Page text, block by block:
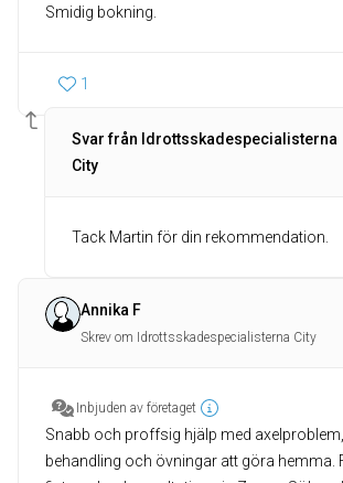
1
Svar från Idrottsskadespecialisterna
City
Tack Martin för din rekommendation.
Annika F
Skrev om Idrottsskadespecialisterna City
Inbjuden av företaget
Snabb och proffsig hjälp med
behandling och övningar att göra hemma.